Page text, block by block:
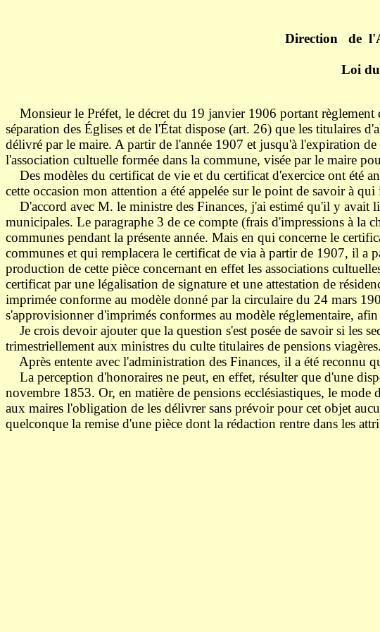
Direction de
Loi
12
Monsieur le Préfet, le décret du 19 janvier 1906 portant
séparation des Églises et de l'État dispose (art. 26) que les titulaires
délivré par le maire. A partir de l'année 1907 et jusqu'à l'expiration
l'association cultuelle formée dans la commune, visée par le maire
Des modèles du certificat de vie et du certificat d'exercice ont été
cette occasion mon attention a été appelée sur le point de savoir à
D'accord avec M. le ministre des Finances, j'ai estimé qu'il y avait
municipales. Le paragraphe 3 de ce compte (frais d'impressions à la
communes pendant la présente année. Mais en qui concerne le
communes et qui remplacera le certificat de via à partir de 1907, il a
production de cette pièce concernant en effet les associations
certificat par une légalisation de signature et une attestation de
imprimée conforme au modèle donné par la circulaire du 24 mars
s'approvisionner d'imprimés conformes au modèle réglementaire,
Je crois devoir ajouter que la question s'est posée de savoir si les
trimestriellement aux ministres du culte titulaires de pensions viagères.
Après entente avec l'administration des Finances, il a été reconnu
La perception d'honoraires ne peut, en effet, résulter que d'une
novembre 1853. Or, en matière de pensions ecclésiastiques, le
aux maires l'obligation de les délivrer sans prévoir pour cet objet
quelconque la remise d'une pièce dont la rédaction rentre dans les
Le Ministre de
G.